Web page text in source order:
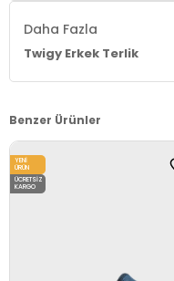
Daha Fazla
Twigy Erkek Terlik
Benzer Ürünler
YENI
ÜRÜN
ÜCRETSIZ
KARGO